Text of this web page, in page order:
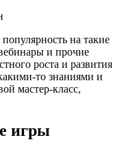
на такие
и прочие
роста и развития
то знаниями и
мастер-класс,
игры